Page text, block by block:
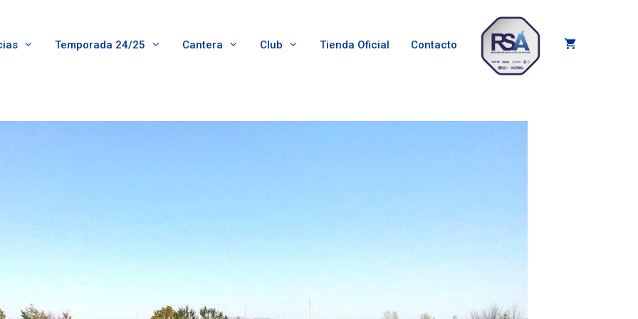
Temporada 24/25 Cantera Club Tienda Oficial Contacto